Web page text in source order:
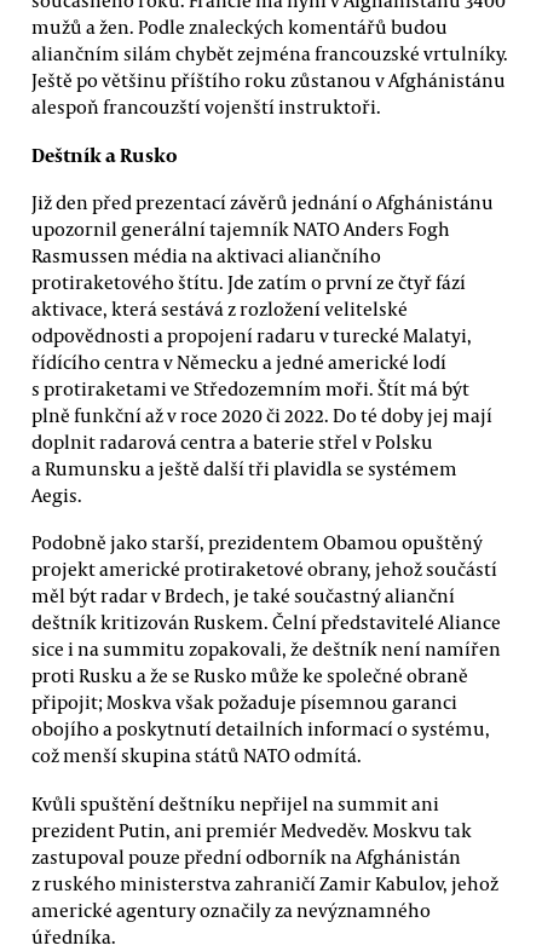
mužů a žen. Podle znaleckých komentářů budou
aliančním silám chybět zejména francouzské vrtulníky.
Ještě po většinu příštího roku zůstanou v Afghánistánu
alespoň francouzští vojenští instruktoři.
Deštník a Rusko
Již den před prezentací závěrů jednání o Afghánistánu
upozornil generální tajemník NATO Anders Fogh
Rasmussen média na aktivaci aliančního
protiraketového štítu. Jde zatím o první ze čtyř fází
aktivace, která sestává z rozložení velitelské
odpovědnosti a propojení radaru v turecké Malatyi,
řídícího centra v Německu a jedné americké lodí
s protiraketami ve Středozemním moři. Štít má být
plně funkční až v roce 2020 či 2022. Do té doby jej mají
doplnit radarová centra a baterie střel v Polsku
a Rumunsku a ještě další tři plavidla se systémem
Aegis.
Podobně jako starší, prezidentem Obamou opuštěný
projekt americké protiraketové obrany, jehož součástí
měl být radar v Brdech, je také součastný alianční
deštník kritizován Ruskem. Čelní představitelé Aliance
sice i na summitu zopakovali, že deštník není namířen
proti Rusku a že se Rusko může ke společné obraně
připojit; Moskva však požaduje písemnou garanci
obojího a poskytnutí detailních informací o systému,
což menší skupina států NATO odmítá.
Kvůli spuštění deštníku nepřijel na summit ani
prezident Putin, ani premiér Medveděv. Moskvu tak
zastupoval pouze přední odborník na Afghánistán
z ruského ministerstva zahraničí Zamir Kabulov, jehož
americké agentury označily za nevýznamného
úředníka.